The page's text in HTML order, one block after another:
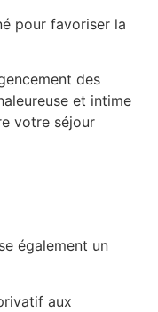
pour favoriser la
des
et intime
votre séjour
également un
aux